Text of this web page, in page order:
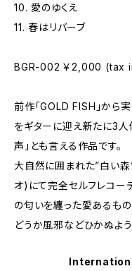
10. 愛のゆくえ
11. 春はリバーブ
BGR-002 ￥2,000 (tax
前作「GOLD FISH」から
をギターに迎え新たに3
声」とも言える作品です。
大自然に囲まれた”白い
オ)にて完全セルフレコー
の匂いを纏った愛あるもの
どうか風邪などひかぬよう